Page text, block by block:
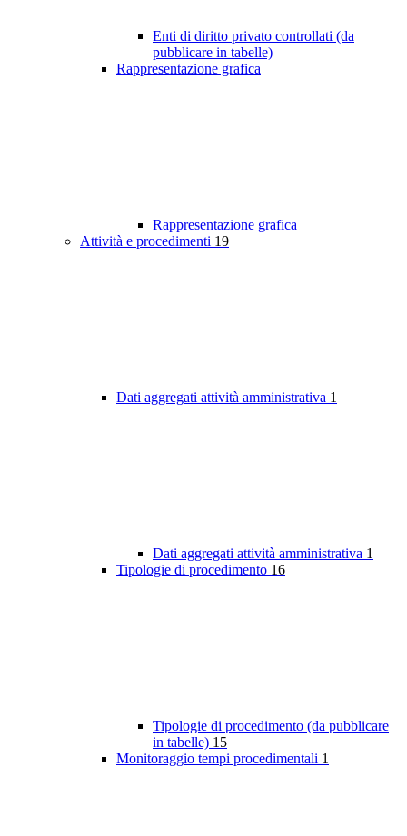
Enti di diritto privato controllati (da
pubblicare in tabelle)
Rappresentazione grafica
Rappresentazione grafica
Attività e procedimenti 19
Dati aggregati attività amministrativa 1
Dati aggregati attività amministrativa 1
Tipologie di procedimento 16
Tipologie di procedimento (da pubblicare
in tabelle) 15
Monitoraggio tempi procedimentali 1